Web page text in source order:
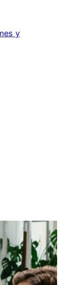
y